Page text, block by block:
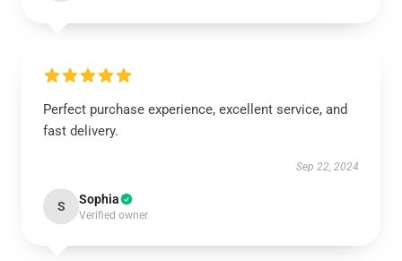
Perfect purchase experience, excellent service, and
fast delivery.
Sep 22, 2024
S Sophia
Verified owner